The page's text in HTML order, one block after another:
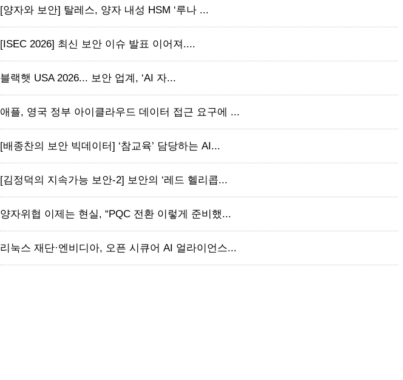
[양자와 보안] 탈레스, 양자 내성 HSM ‘루나 ...
[ISEC 2026] 최신 보안 이슈 발표 이어져....
블랙햇 USA 2026... 보안 업계, ‘AI 자...
애플, 영국 정부 아이클라우드 데이터 접근 요구에 ...
[배종찬의 보안 빅데이터] ‘참교육’ 담당하는 AI...
[김정덕의 지속가능 보안-2] 보안의 ‘레드 헬리콥...
양자위협 이제는 현실, “PQC 전환 이렇게 준비했...
리눅스 재단·엔비디아, 오픈 시큐어 AI 얼라이언스...